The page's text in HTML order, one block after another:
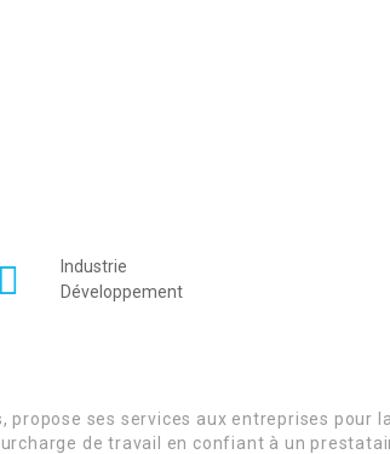
Industrie
Développement
propose ses services aux entreprises
de travail en confiant à un